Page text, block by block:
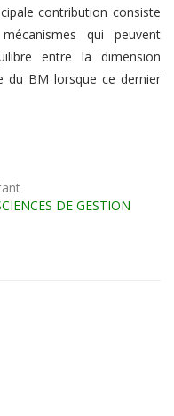
contribution consiste
qui peuvent
entre la dimension
du BM lorsque ce dernier
DE GESTION